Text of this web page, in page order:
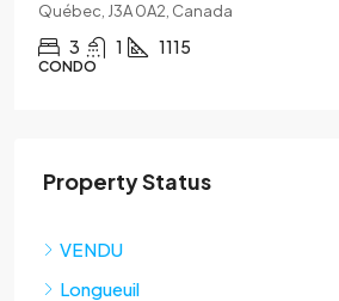
Québec, J3A 0A2, Canada
3 1 1115
CONDO
Property Status
VENDU
Longueuil